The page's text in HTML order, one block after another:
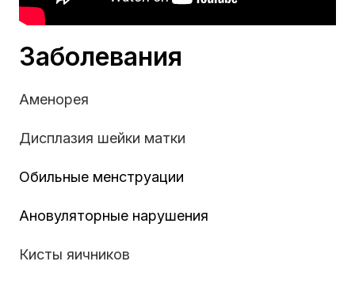
Заболевания
Аменорея
Дисплазия шейки матки
Обильные менструации
Ановуляторные нарушения
Кисты яичников